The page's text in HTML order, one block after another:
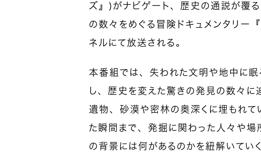
ズ』）がナビゲート、歴史の通説が覆
の数々をめぐる冒険ドキュメンタリー
ネルにて放送される。
本番組では、失われた文明や地中に眠
し、歴史を変えた驚きの発見の数々
遺物、砂漠や密林の奥深くに埋もれ
た瞬間まで、発掘に関わった人々や
の背景には何があるのかを紐解いていく